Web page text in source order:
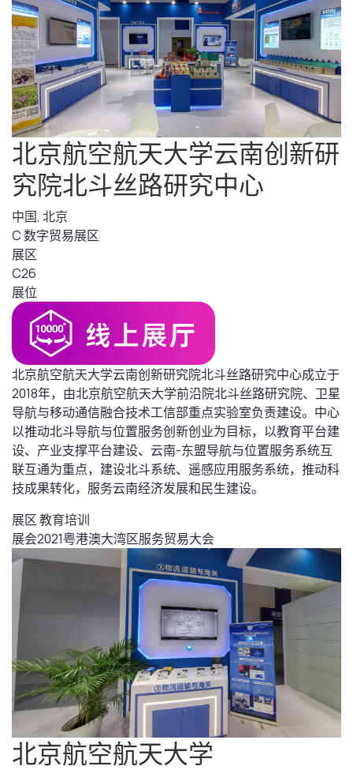
北京航空航天大学云南创新研
究院北斗丝路研究中心
中国, 北京
C 数字贸易展区
展区
C26
展位
北京航空航天大学云南创新研究院北斗丝路研究中心成立于
2018年，由北京航空航天大学前沿院北斗丝路研究院、卫星
导航与移动通信融合技术工信部重点实验室负责建设。中心
以推动北斗导航与位置服务创新创业为目标，以教育平台建
设、产业支撑平台建设、云南-东盟导航与位置服务系统互
联互通为重点，建设北斗系统、遥感应用服务系统，推动科
技成果转化，服务云南经济发展和民生建设。
展区教育培训
展会2021粤港澳大湾区服务贸易大会
北京航空航天大学